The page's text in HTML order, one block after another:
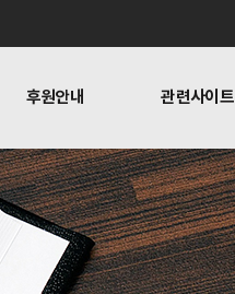
후원안내 관련사이트
후원안내
후원하기
재정보고
1:1 문의